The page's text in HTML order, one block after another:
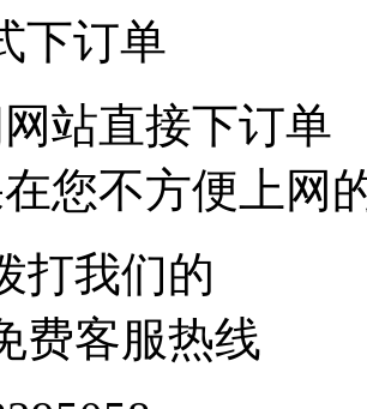
下订单
站直接下订单
您不方便上网
打我们的
费客服热线